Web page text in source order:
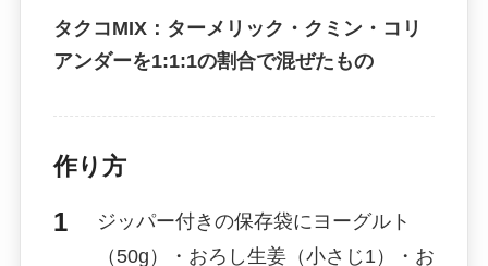
タクコMIX：ターメリック・クミン・コリ
アンダーを1:1:1の割合で混ぜたもの
作り方
ジッパー付きの保存袋にヨーグルト
（50g）・おろし生姜（小さじ1）・お